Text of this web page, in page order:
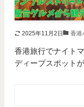
2025年11月2日 香港
香港旅行でナイト
ディープスポット